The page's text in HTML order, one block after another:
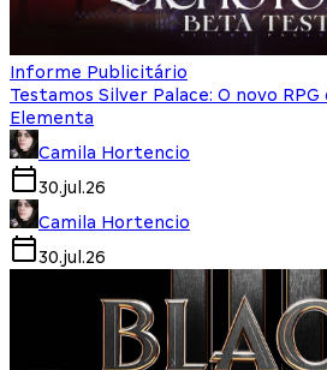
Informe Publicitário
Testamos Silver Palace: O novo
Elementa
Camila Hortencio
30.jul.26
Camila Hortencio
30.jul.26